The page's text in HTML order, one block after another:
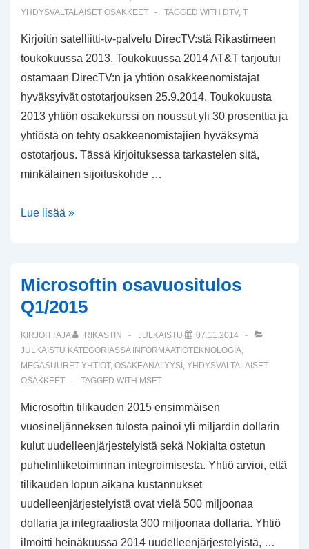
YHDYSVALTALAISET OSAKKEET
TAGGED WITH DTV, T
Kirjoitin satelliitti-tv-palvelu DirecTV:stä Rikastimeen
toukokuussa 2013. Toukokuussa 2014 AT&T tarjoutui
ostamaan DirecTV:n ja yhtiön osakkeenomistajat
hyväksyivät ostotarjouksen 25.9.2014. Toukokuusta
2013 yhtiön osakekurssi on noussut yli 30 prosenttia ja
yhtiöstä on tehty osakkeenomistajien hyväksymä
ostotarjous. Tässä kirjoituksessa tarkastelen sitä,
minkälainen sijoituskohde …
AT&T:n
Lue lisää »
Microsoftin osavuositulos
Q1/2015
KIRJOITTAJA RIKASTIN JULKAISTU
07.11.2014
JULKAISTU KATEGORIASSA INFORMAATIOTEKNOLOGIA,
MEGASUURET YHTIÖT, OSAKEANALYYSI , YHDYSVALTALAISET
OSAKKEET
TAGGED WITH MSFT
Microsoftin tilikauden 2015 ensimmäisen
vuosineljänneksen tulosta painoi yli miljardin dollarin
kulut uudelleenjärjestelyistä sekä Nokialta ostetun
puhelinliiketoiminnan integroimisesta. Yhtiö arvioi, että
tilikauden lopun aikana kustannukset
uudelleenjärjestelyistä ovat vielä 500 miljoonaa
dollaria ja integraatiosta 300 miljoonaa dollaria. Yhtiö
ilmoitti heinäkuussa 2014 uudelleenjärjestelyistä, …